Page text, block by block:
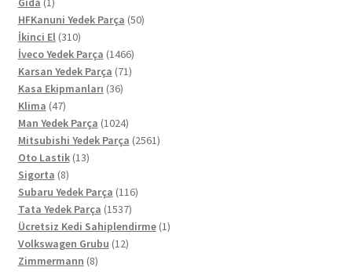
ürün
HFKanuni Yedek Parça 5050
İkinci El 310310
ürün
İveco Yedek Parça 14661466
ürün
Karsan Yedek Parça 7171
Kasa Ekipmanları 3636
Klima 4747
ürün
Man Yedek Parça 10241024
ürün
Mitsubishi Yedek Parça 25612561
Oto Lastik 1313
Sigorta 88
ürün
Subaru Yedek Parça 116116
Tata Yedek Parça 15371537
ürün
Ücretsiz Kedi Sahiplendirme 11
Volkswagen Grubu 1212
Zimmermann 88